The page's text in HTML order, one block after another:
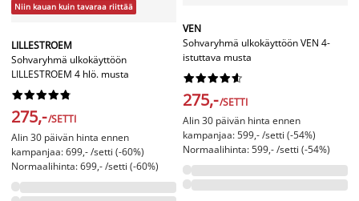
Niin kauan kuin tavaraa riittää
LILLESTROEM
Sohvaryhmä ulkokäyttöön
LILLESTROEM 4 hlö. musta






275,-/SETTI
Alin 30 päivän hinta ennen
kampanjaa: 699,- /setti (-60%)
Normaalihinta: 699,- /setti (-60%)
VEN
Sohvaryhmä ulkokäyttöön VEN 4-
istuttava musta






275,-/SETTI
Alin 30 päivän hinta ennen
kampanjaa: 599,- /setti (-54%)
Normaalihinta: 599,- /setti (-54%)